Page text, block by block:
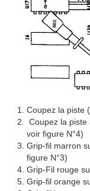
Coupez la piste
Coupez la piste
voir figure N°4)
Grip-fil marron
figure N°3)
Grip-Fil rouge
Grip-fil orange